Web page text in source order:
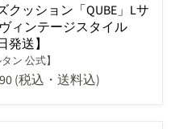
クッション「QUBE」Lサ
ィンテージスタイル
発送】
タン 公式】
(税込・送料込)